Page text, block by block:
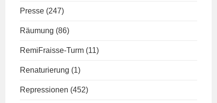
Presse (247)
Räumung (86)
RemiFraisse-Turm (11)
Renaturierung (1)
Repressionen (452)